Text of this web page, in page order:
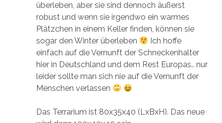
überleben, aber sie sind dennoch äußerst
robust und wenn sie irgendwo ein warmes
Plätzchen in einem Keller finden, können sie
sogar den Winter überleben
Ich hoffe
einfach auf die Vernunft der Schneckenhalter
hier in Deutschland und dem Rest Europas.. nur
leider sollte man sich nie auf die Vernunft der
Menschen verlassen
Das Terrarium ist 80x35x40 (LxBxH). Das neue